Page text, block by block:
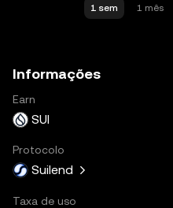
1 sem 1 mês
Informações
Earn
SUI
Protocolo
Suilend
Taxa de uso